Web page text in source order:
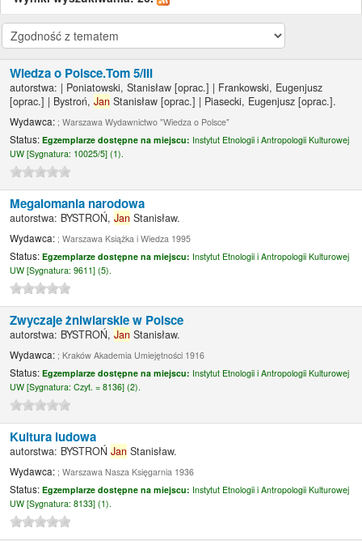
Wiedza o Polsce.Tom 5/III
autorstwa: | Poniatowski, Stanisław [oprac.] | Frankowski, Eugenjusz
[oprac.] | Bystroń,Jan Stanisław [oprac.] | Piasecki, Eugenjusz [oprac.].
Wydawca: ; Warszawa Wydawnictwo "Wiedza o Polsce"
Status:Egzemplarze dostępne na miejscu: Instytut Etnologii i Antropologii Kulturowej
UW [Sygnatura: 10025/5] (1).
Megalomania narodowa
autorstwa: BYSTROŃ,Jan Stanisław.
Wydawca: ; Warszawa Książka i Wiedza 1995
Status:Egzemplarze dostępne na miejscu: Instytut Etnologii i Antropologii Kulturowej
UW [Sygnatura:9611] (5).
Zwyczaje żniwiarskie w Polsce
autorstwa: BYSTROŃ,Jan Stanisław.
Wydawca: ; Kraków Akademia Umiejętności 1916
Status:Egzemplarze dostępne na miejscu: Instytut Etnologii i Antropologii Kulturowej
UW [Sygnatura:Czyt. = 8136] (2).
Kultura ludowa
autorstwa: BYSTROŃJan Stanisław.
Wydawca: ; Warszawa Nasza Księgarnia 1936
Status:Egzemplarze dostępne na miejscu: Instytut Etnologii i Antropologii Kulturowej
UW [Sygnatura:8133] (1).